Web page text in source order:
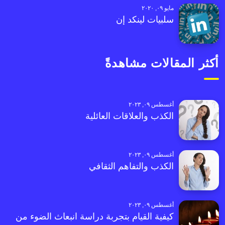
مايو ٠٩, ٢٠٢٠
سلبيات لينكد إن
أكثر المقالات مشاهدةً
أغسطس ٠٩, ٢٠٢٣
الكذب والعلاقات العائلية
أغسطس ٠٩, ٢٠٢٣
الكذب والتفاهم الثقافي
أغسطس ٠٩, ٢٠٢٣
كيفية القيام بتجربة دراسة انبعاث الضوء من